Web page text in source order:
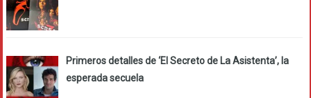
Primeros detalles de ‘El Secreto de La Asistenta’, la
esperada secuela